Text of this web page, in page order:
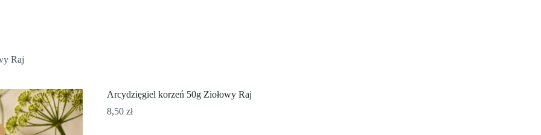
Raj
Arcydzięgiel korzeń 50g Ziołowy Raj
8,50 zł